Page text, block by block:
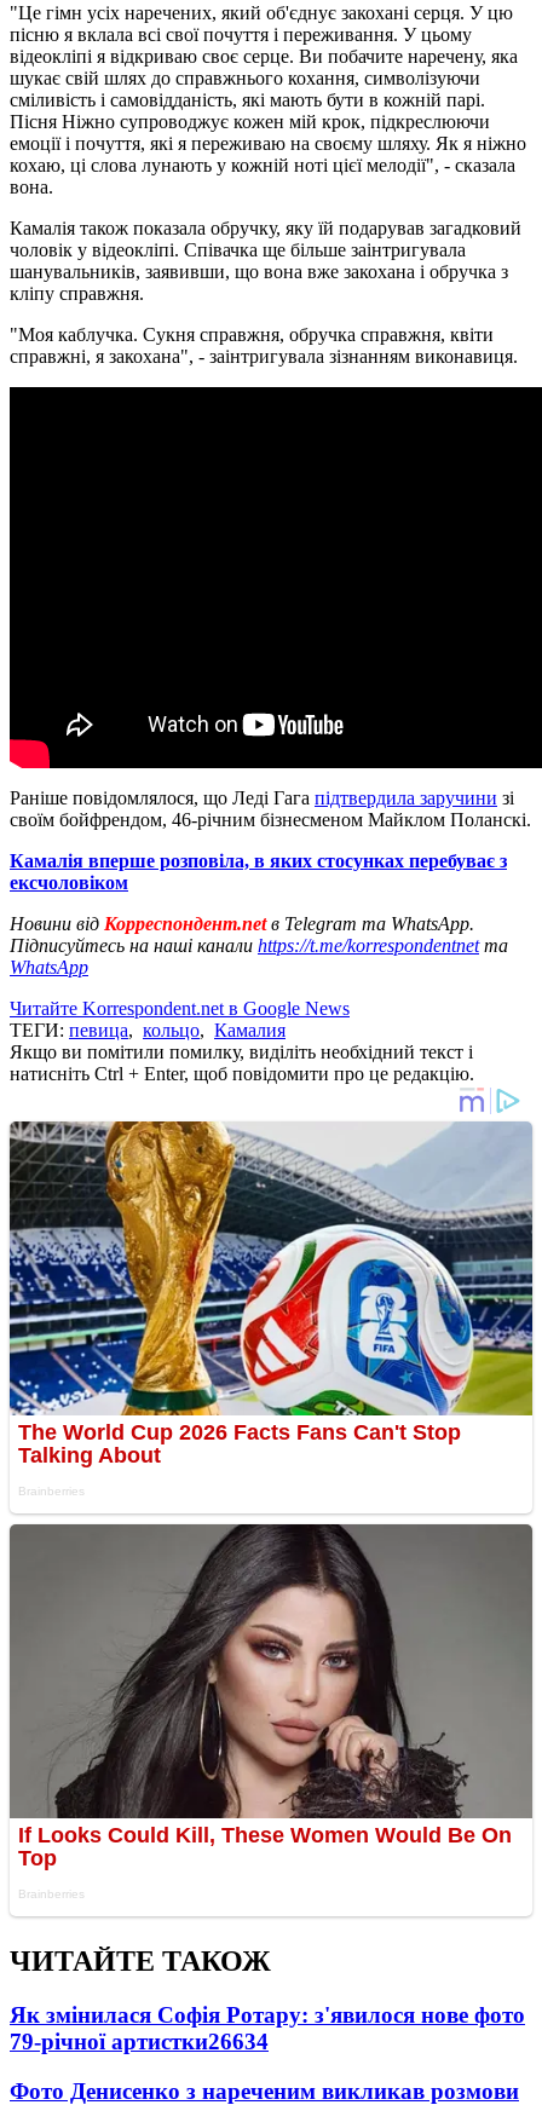
"Це гімн усіх наречених, який об'єднує закохані серця. У цю
пісню я вклала всі свої почуття і переживання. У цьому
відеокліпі я відкриваю своє серце. Ви побачите наречену, яка
шукає свій шлях до справжнього кохання, символізуючи
сміливість і самовідданість, які мають бути в кожній парі.
Пісня Ніжно супроводжує кожен мій крок, підкреслюючи
емоції і почуття, які я переживаю на своєму шляху. Як я ніжно
кохаю, ці слова лунають у кожній ноті цієї мелодії", - сказала
вона.
Камалія також показала обручку, яку їй подарував загадковий
чоловік у відеокліпі. Співачка ще більше заінтригувала
шанувальників, заявивши, що вона вже закохана і обручка з
кліпу справжня.
"Моя каблучка. Сукня справжня, обручка справжня, квіти
справжні, я закохана", - заінтригувала зізнанням виконавиця.
Раніше повідомлялося, що Леді Гага підтвердила заручини зі
своїм бойфрендом, 46-річним бізнесменом Майклом Поланскі.
Камалія вперше розповіла, в яких стосунках перебуває з
ексчоловіком
Новини від Корреспондент.netв Telegram та WhatsApp.
Підписуйтесь на наші канали https://t.me/korrespondentnetта
WhatsApp
Читайте Korrespondent.net в Google News
ТЕГИ: певица, кольцо, Камалия
Якщо ви помітили помилку, виділіть необхідний текст і
натисніть Ctrl + Enter, щоб повідомити про це редакцію.
ЧИТАЙТЕ ТАКОЖ
Як змінилася Софія Ротару: з'явилося нове фото
79-річної артистки26634
Фото Денисенко з нареченим викликав розмови